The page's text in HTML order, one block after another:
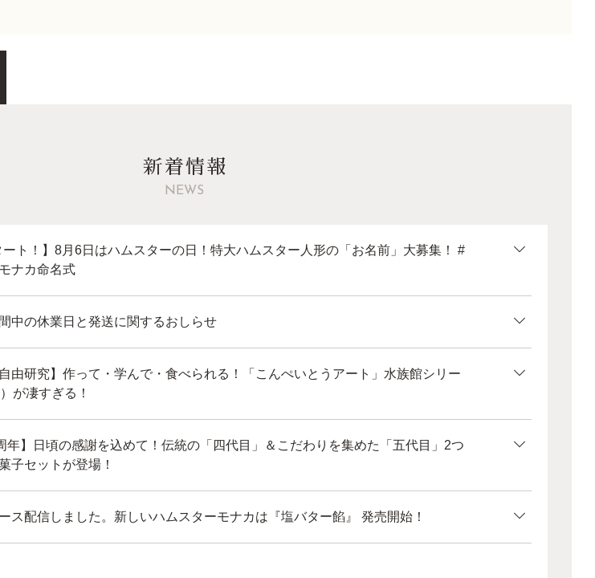
新着情報
NEWS
ート！】8月6日はハムスターの日！特大ハムスター人形の「お名前」大募集！ #
ナカ命名式
中の休業日と発送に関するおしらせ
自由研究】作って・学んで・食べられる！「こんぺいとうアート」水族館シリー
が凄すぎる！
年】日頃の感謝を込めて！伝統の「四代目」＆こだわりを集めた「五代目」2つ
子セットが登場！
ス配信しました。新しいハムスターモナカは『塩バター餡』 発売開始！